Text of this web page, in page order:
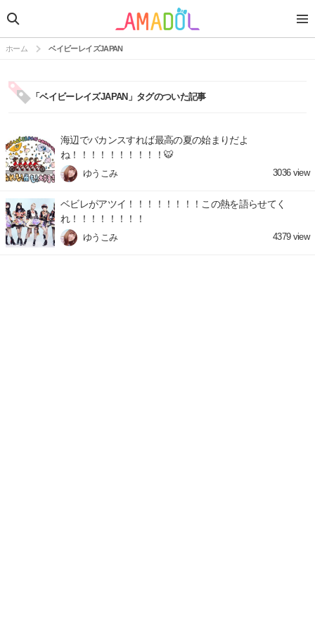
ホーム ベイビーレイズJAPAN
「ベイビーレイズJAPAN」タグのついた記事
海辺でバカンスすれば最高の夏の始まりだよ
ね！！！！！！！！！！🐯
ゆうこみ 3036view
ベビレがアツイ！！！！！！！！この熱を語らせてく
れ！！！！！！！！
ゆうこみ 4379view